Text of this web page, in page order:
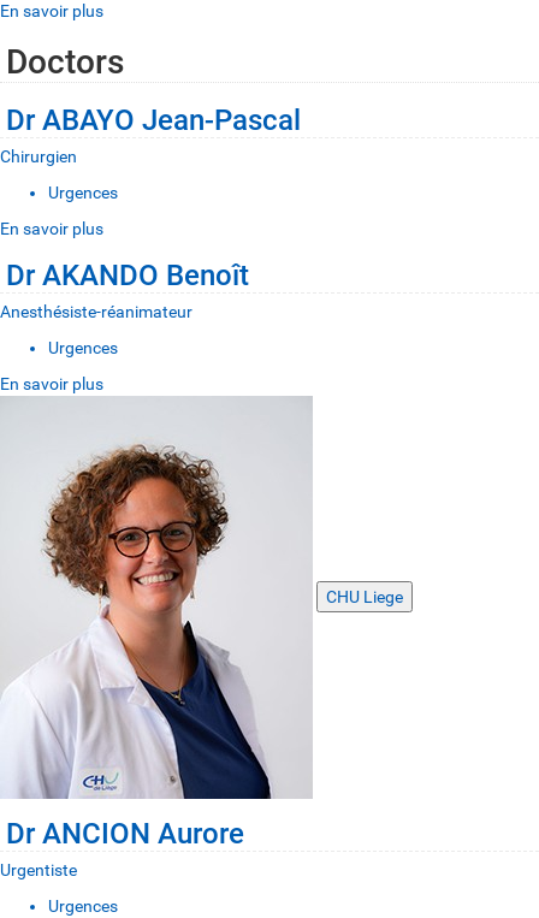
En savoir plus
Doctors
Dr ABAYO Jean-Pascal
Chirurgien
Urgences
En savoir plus
Dr AKANDO Benoît
Anesthésiste-réanimateur
Urgences
En savoir plus
CHU Liege
Dr ANCION Aurore
Urgentiste
Urgences